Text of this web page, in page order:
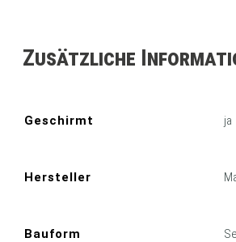
Zusätzliche
Geschirmt ja
Hersteller
Bauform